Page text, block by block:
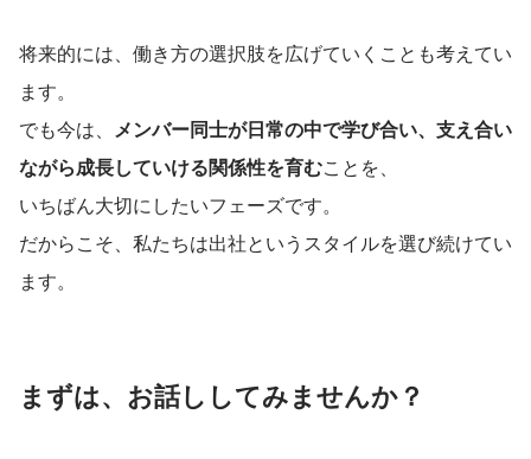
将来的には、働き方の選択肢を広げていくことも考えてい
ます。
でも今は、 メンバー同士が日常の中で学び合い、支え合い
ながら成長していける関係性を育むことを、
いちばん大切にしたいフェーズです。
だからこそ、私たちは出社というスタイルを選び続けてい
ます。
まずは、お話ししてみませんか？